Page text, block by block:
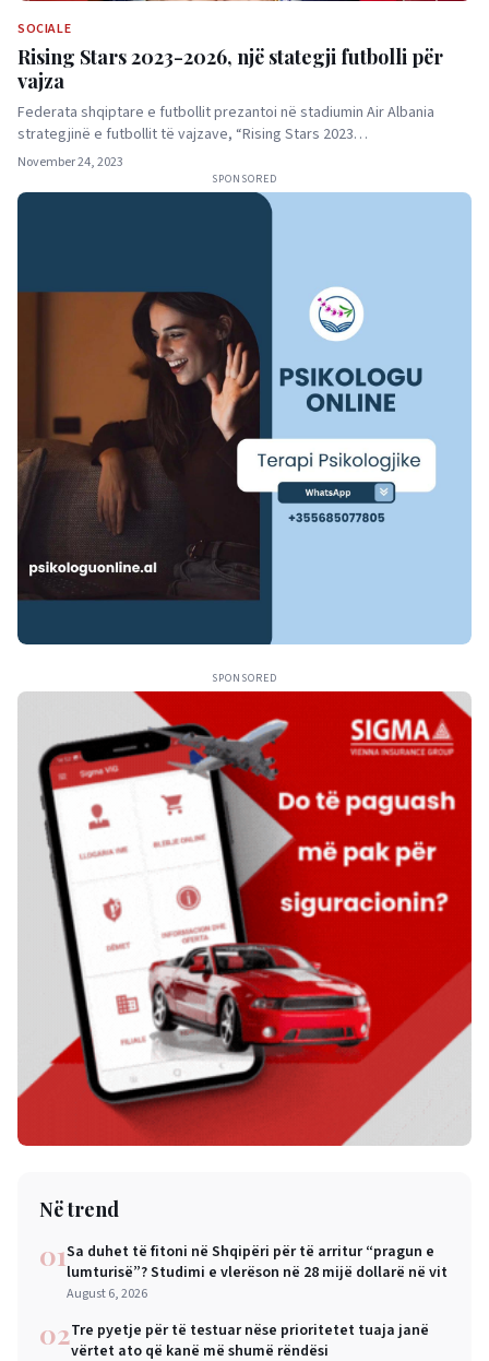
SOCIALE
Rising Stars 2023-2026, një stategji futbolli për
vajza
Federata shqiptare e futbollit prezantoi në stadiumin Air Albania
strategjinë e futbollit të vajzave, “Rising Stars 2023…
November 24, 2023
SPONSORED
SPONSORED
Në trend
01Sa duhet të fitoni në Shqipëri për të arritur “pragun e
lumturisë”? Studimi e vlerëson në 28 mijë dollarë në vit
August 6, 2026
02Tre pyetje për të testuar nëse prioritetet tuaja janë
vërtet ato që kanë më shumë rëndësi